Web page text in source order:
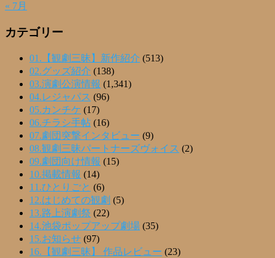
« 7月
カテゴリー
01.【観劇三昧】新作紹介 (513)
02.グッズ紹介 (138)
03.演劇公演情報 (1,341)
04.レジャパス (96)
05.カンチケ (17)
06.チラシ手帖 (16)
07.劇団突撃インタビュー (9)
08.観劇三昧パートナーズヴォイス (2)
09.劇団向け情報 (15)
10.掲載情報 (14)
11.ひとりごと (6)
12.はじめての観劇 (5)
13.路上演劇祭 (22)
14.池袋ポップアップ劇場 (35)
15.お知らせ (97)
16.【観劇三昧】 作品レビュー (23)